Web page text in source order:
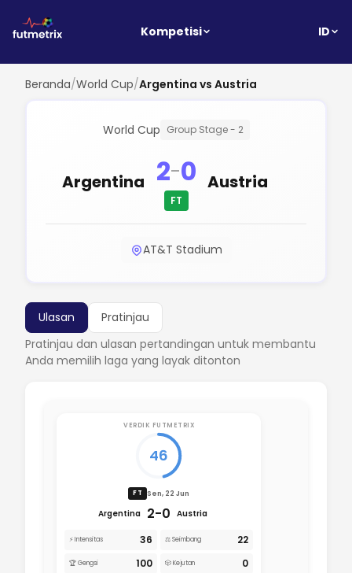
Kompetisi ID
Beranda/World Cup/Argentina vs Austria
World Cup Group Stage - 2
Argentina 2-0
FT
Austria
AT&T Stadium
Ulasan
Pratinjau
Pratinjau dan ulasan pertandingan untuk membantu
Anda memilih laga yang layak ditonton
VERDIK FUTMETRIX
46
FT Sen, 22 Jun
Argentina 2-0 Austria
⚡ Intensitas 36 ⚖️ Seimbang 22
🏆 Gengsi 100 🎲 Kejutan 0